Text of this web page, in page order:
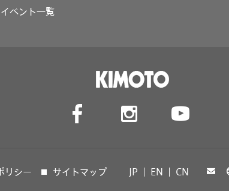
イベント一覧
リシー サイトマップ JP EN CN